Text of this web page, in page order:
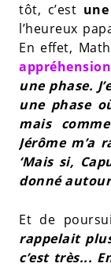
tôt, c’est
l’heureux
En effet,
une phase.
une phase
mais
Jérôme m’a
‘Mais si,
donné autour
Et de
rappelait
c’est très...